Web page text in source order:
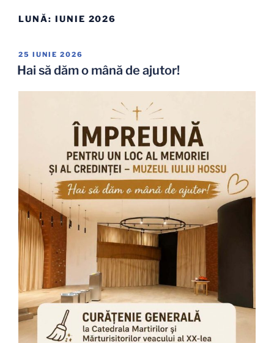
LUNĂ: IUNIE 2026
PUBLICAT
PE
25 IUNIE 2026
Hai să dăm o mână de ajutor!